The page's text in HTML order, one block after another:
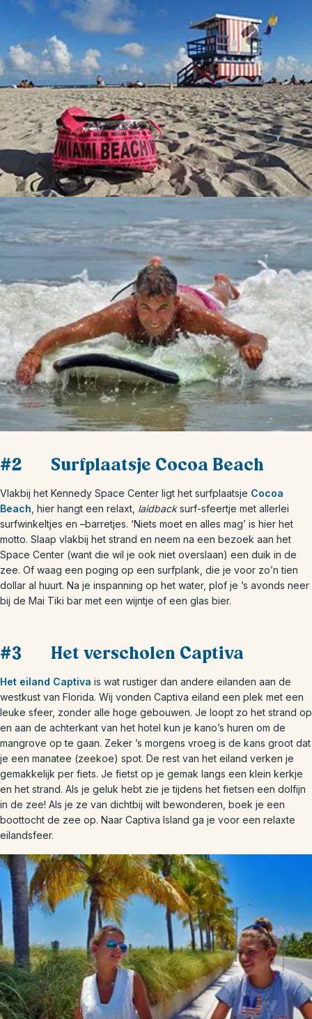
#2 Surfplaatsje Cocoa Beach
Vlakbij het Kennedy Space Center ligt het surfplaatsje Cocoa
Beach , hier hangt een relaxt, laidbacksurf-sfeertje met allerlei
surfwinkeltjes en –barretjes. ‘Niets moet en alles mag’ is hier het
motto. Slaap vlakbij het strand en neem na een bezoek aan het
Space Center (want die wil je ook niet overslaan) een duik in de
zee. Of waag een poging op een surfplank, die je voor zo’n tien
dollar al huurt. Na je inspanning op het water, plof je ’s avonds neer
bij de Mai Tiki bar met een wijntje of een glas bier.
#3 Het verscholen Captiva
Het eiland Captiva is wat rustiger dan andere eilanden aan de
westkust van Florida. Wij vonden Captiva eiland een plek met een
leuke sfeer, zonder alle hoge gebouwen. Je loopt zo het strand op
en aan de achterkant van het hotel kun je kano’s huren om de
mangrove op te gaan. Zeker ’s morgens vroeg is de kans groot dat
je een manatee (zeekoe) spot. De rest van het eiland verken je
gemakkelijk per fiets. Je fietst op je gemak langs een klein kerkje
en het strand. Als je geluk hebt zie je tijdens het fietsen een dolfijn
in de zee! Als je ze van dichtbij wilt bewonderen, boek je een
boottocht de zee op. Naar Captiva Island ga je voor een relaxte
eilandsfeer.